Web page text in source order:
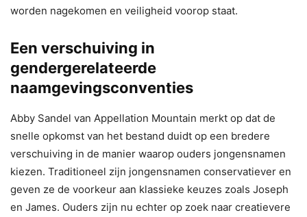
worden nagekomen en veiligheid voorop staat.
Een verschuiving in
gendergerelateerde
naamgevingsconventies
Abby Sandel van Appellation Mountain merkt op dat de
snelle opkomst van het bestand duidt op een bredere
verschuiving in de manier waarop ouders jongensnamen
kiezen. Traditioneel zijn jongensnamen conservatiever en
geven ze de voorkeur aan klassieke keuzes zoals Joseph
en James. Ouders zijn nu echter op zoek naar creatievere